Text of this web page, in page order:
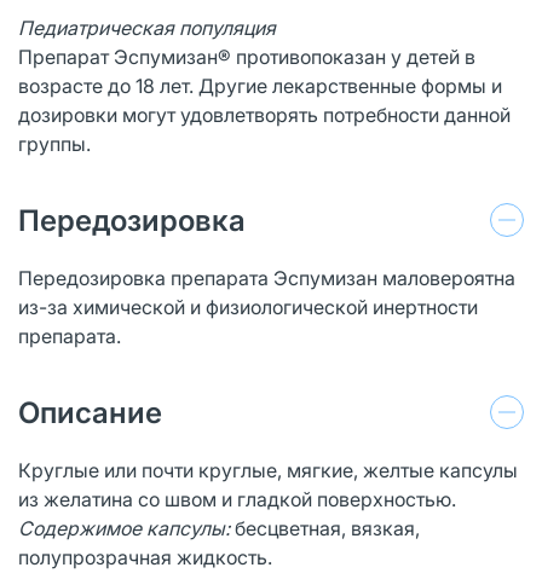
Педиатрическая популяция
Препарат Эспумизан® противопоказан у детей в
возрасте до 18 лет. Другие лекарственные формы и
дозировки могут удовлетворять потребности данной
группы.
Передозировка
Передозировка препарата Эспумизан маловероятна
из-за химической и физиологической инертности
препарата.
Описание
Круглые или почти круглые, мягкие, желтые капсулы
из желатина со швом и гладкой поверхностью.
Содержимое капсулы:бесцветная, вязкая,
полупрозрачная жидкость.